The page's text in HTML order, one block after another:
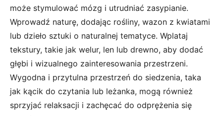
może stymulować mózg i utrudniać zasypianie.
Wprowadź naturę, dodając rośliny, wazon z kwiatami
lub dzieło sztuki o naturalnej tematyce. Wplataj
tekstury, takie jak welur, len lub drewno, aby dodać
głębi i wizualnego zainteresowania przestrzeni.
Wygodna i przytulna przestrzeń do siedzenia, taka
jak kącik do czytania lub leżanka, mogą również
sprzyjać relaksacji i zachęcać do odprężenia się